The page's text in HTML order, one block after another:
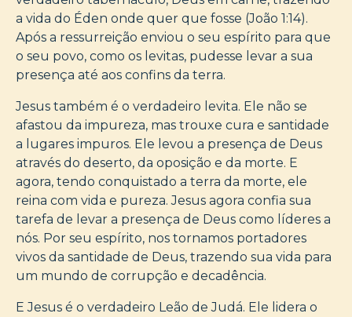
a vida do Éden onde quer que fosse (João 1:14).
Após a ressurreição enviou o seu espírito para que
o seu povo, como os levitas, pudesse levar a sua
presença até aos confins da terra.
Jesus também é o verdadeiro levita. Ele não se
afastou da impureza, mas trouxe cura e santidade
a lugares impuros. Ele levou a presença de Deus
através do deserto, da oposição e da morte. E
agora, tendo conquistado a terra da morte, ele
reina com vida e pureza. Jesus agora confia sua
tarefa de levar a presença de Deus como líderes a
nós. Por seu espírito, nos tornamos portadores
vivos da santidade de Deus, trazendo sua vida para
um mundo de corrupção e decadência.
E Jesus é o verdadeiro Leão de Judá. Ele lidera o